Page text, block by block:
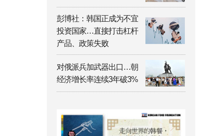
彭博社：韩国正成为不宜
投资国家…直接打击杠杆
产品、政策失败
对俄派兵加武器出口…朝
经济增长率连续3年破3%